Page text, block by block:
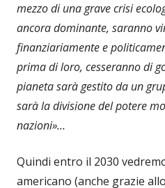
mezzo di una grave crisi
ancora dominante, saranno
finanziariamente e
prima di loro, cesseranno di
pianeta sarà gestito da un
sarà la divisione del potere
nazioni»…
Quindi entro il 2030
americano (anche grazie